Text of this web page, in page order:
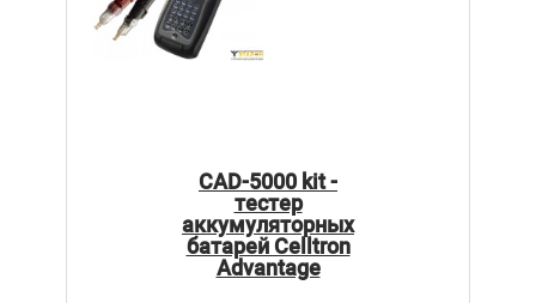
CAD-5000 kit -
тестер
аккумуляторных
батарей Celltron
Advantage